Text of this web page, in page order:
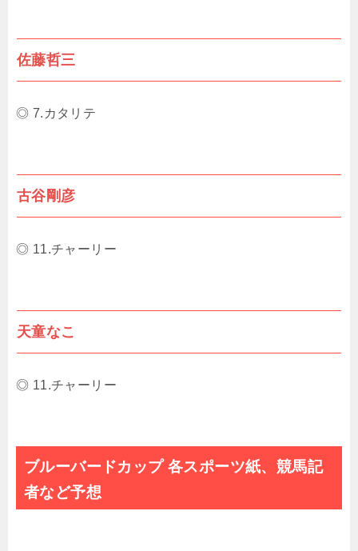
佐藤哲三
◎ 7.カタリテ
古谷剛彦
◎ 11.チャーリー
天童なこ
◎ 11.チャーリー
ブルーバードカップ 各スポーツ紙、競馬記
者など予想